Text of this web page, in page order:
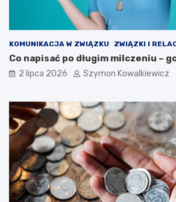
KOMUNIKACJA W ZWIĄZKU ZWIĄZKI I
Co napisać po długim milczeniu –
2 lipca 2026 Szymon Kowalkiewicz